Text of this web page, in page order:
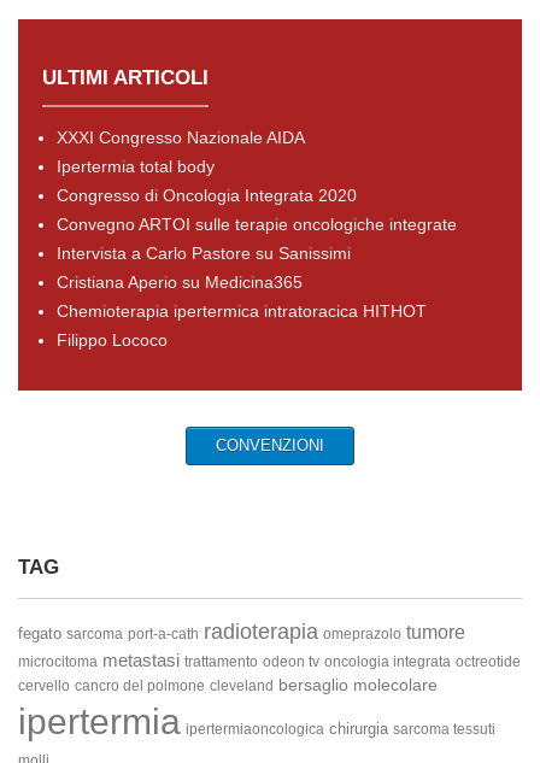
ULTIMI ARTICOLI
XXXI Congresso Nazionale AIDA
Ipertermia total body
Congresso di Oncologia Integrata 2020
Convegno ARTOI sulle terapie oncologiche integrate
Intervista a Carlo Pastore su Sanissimi
Cristiana Aperio su Medicina365
Chemioterapia ipertermica intratoracica HITHOT
Filippo Lococo
CONVENZIONI
TAG
fegato sarcoma port-a-cath radioterapia omeprazolo tumore
microcitoma metastasi trattamento odeon tv oncologia integrata octreotide
cervello cancro del polmone cleveland bersaglio molecolare
ipertermia ipertermiaoncologica chirurgia sarcoma tessuti